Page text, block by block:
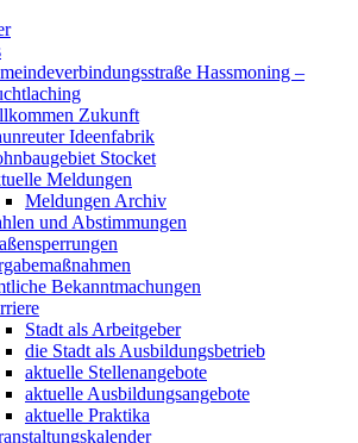
Hassmoning –
Zukunft
Ideenfabrik
Stocket
Meldungen
Meldungen Archiv
und Abstimmungen
Bekanntmachungen
Stadt als Arbeitgeber
die Stadt als Ausbildungsbetrieb
aktuelle Stellenangebote
aktuelle Ausbildungsangebote
aktuelle Praktika